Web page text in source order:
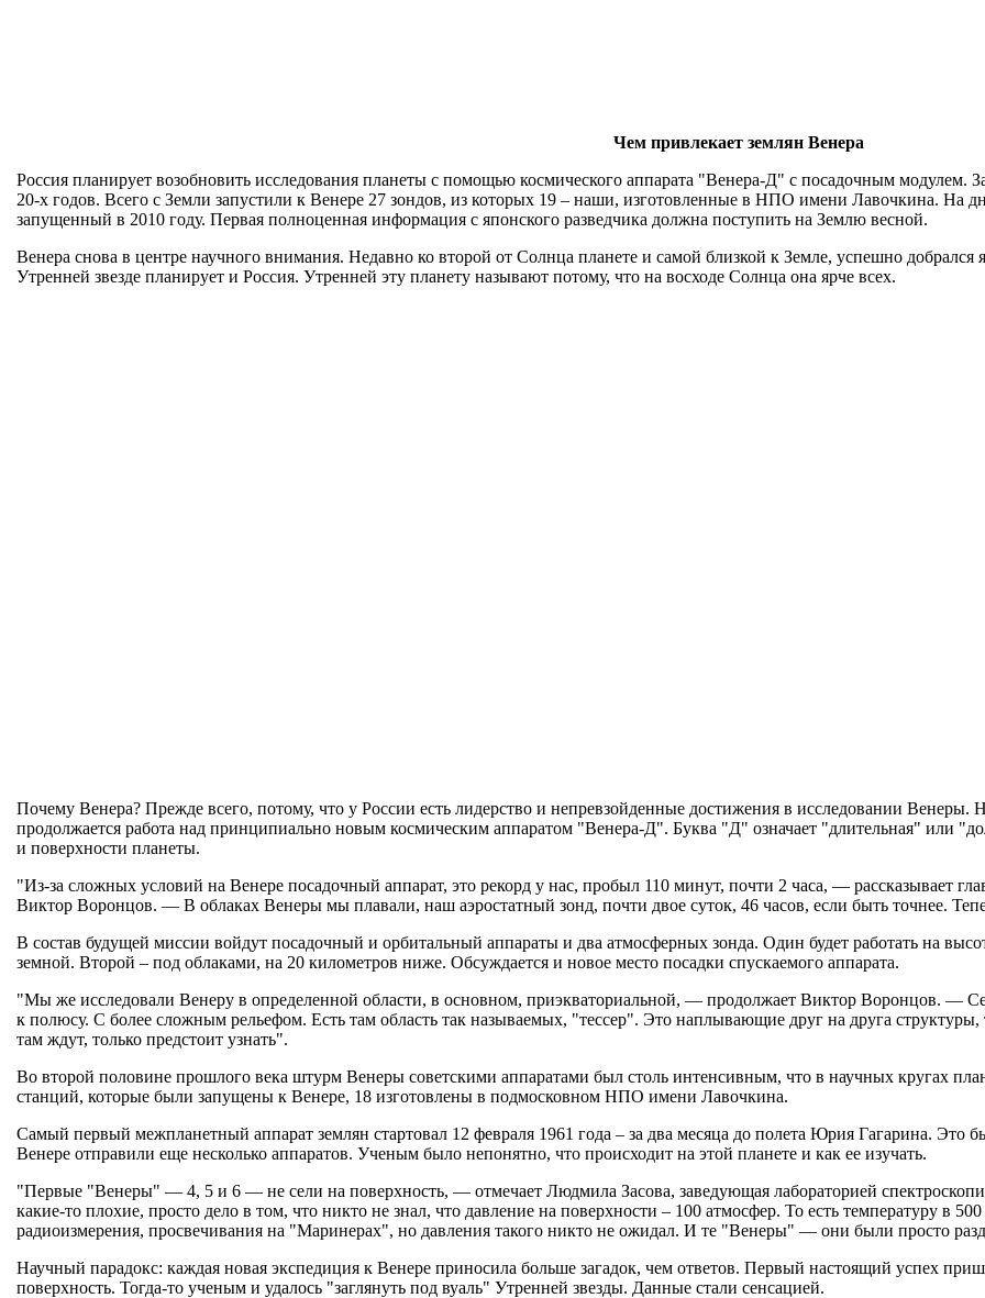
Чем привлекает землян Венера
Россия планирует возобновить исследования планеты с помощью космического аппарата "Венера-Д" с посадочным модулем.
20-х годов. Всего с Земли запустили к Венере 27 зондов, из которых 19 – наши, изготовленные в НПО имени Лавочкина. На
запущенный в 2010 году. Первая полноценная информация с японского разведчика должна поступить на Землю весной.
Венера снова в центре научного внимания. Недавно ко второй от Солнца планете и самой близкой к Земле, успешно
Утренней звезде планирует и Россия. Утренней эту планету называют потому, что на восходе Солнца она ярче всех.
Почему Венера? Прежде всего, потому, что у России есть лидерство и непревзойденные достижения в исследовании
продолжается работа над принципиально новым космическим аппаратом "Венера-Д". Буква "Д" означает "длительная" или
и поверхности планеты.
"Из-за сложных условий на Венере посадочный аппарат, это рекорд у нас, пробыл 110 минут, почти 2 часа, — рассказывает
Виктор Воронцов. — В облаках Венеры мы плавали, наш аэростатный зонд, почти двое суток, 46 часов, если быть точнее.
В состав будущей миссии войдут посадочный и орбитальный аппараты и два атмосферных зонда. Один будет работать на
земной. Второй – под облаками, на 20 километров ниже. Обсуждается и новое место посадки спускаемого аппарата.
"Мы же исследовали Венеру в определенной области, в основном, приэкваториальной, — продолжает Виктор Воронцов. —
к полюсу. С более сложным рельефом. Есть там область так называемых, "тессер". Это наплывающие друг на друга
там ждут, только предстоит узнать".
Во второй половине прошлого века штурм Венеры советскими аппаратами был столь интенсивным, что в научных кругах
станций, которые были запущены к Венере, 18 изготовлены в подмосковном НПО имени Лавочкина.
Самый первый межпланетный аппарат землян стартовал 12 февраля 1961 года – за два месяца до полета Юрия Гагарина. Это
Венере отправили еще несколько аппаратов. Ученым было непонятно, что происходит на этой планете и как ее изучать.
"Первые "Венеры" — 4, 5 и 6 — не сели на поверхность, — отмечает Людмила Засова, заведующая лабораторией
какие-то плохие, просто дело в том, что никто не знал, что давление на поверхности – 100 атмосфер. То есть температуру в
радиоизмерения, просвечивания на "Маринерах", но давления такого никто не ожидал. И те "Венеры" — они были просто
Научный парадокс: каждая новая экспедиция к Венере приносила больше загадок, чем ответов. Первый настоящий успех
поверхность. Тогда-то ученым и удалось "заглянуть под вуаль" Утренней звезды. Данные стали сенсацией.